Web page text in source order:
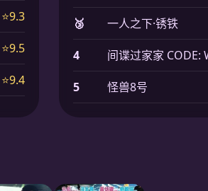
⭐9.3
⭐9.5
⭐9.4
🥉 一人之下·锈铁
4 间谍过家家 CODE:
5 怪兽8号